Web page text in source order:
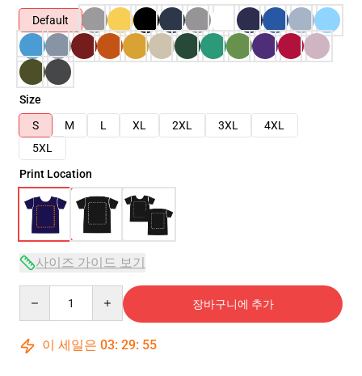
Default
Size
S
M L XL 2XL 3XL
4XL
5XL
Print Location
사이즈 가이드 보기
장바구니에 추가
이 세일은 03: 29: 54